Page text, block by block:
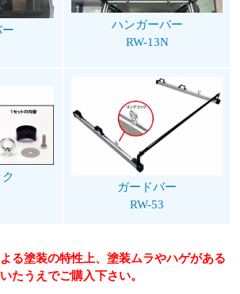
ハンガーバー
RW-13N
ガードバー
RW-53
る塗装の特性上、塗装ムラやハゲがある
たうえでご購入下さい。